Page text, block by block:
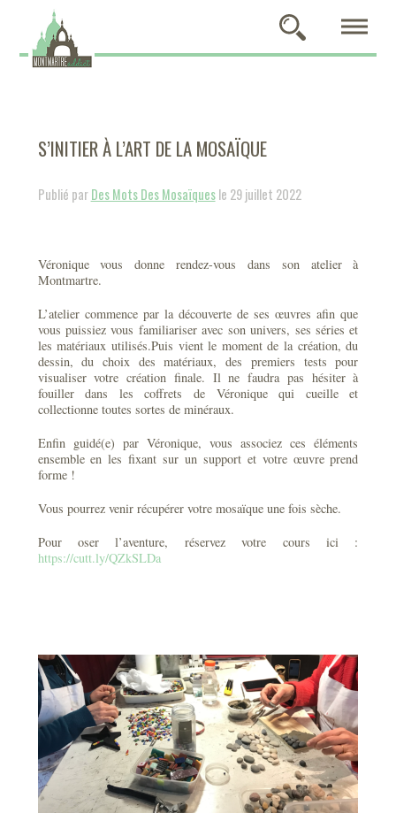
S’INITIER À L’ART DE LA MOSAÏQUE
Publié parDes Mots Des Mosaïquesle 29 juillet 2022
Véronique vous donne rendez-vous dans son atelier à
Montmartre.
L’atelier commence par la découverte de ses œuvres afin que
vous puissiez vous familiariser avec son univers, ses séries et
les matériaux utilisés.Puis vient le moment de la création, du
dessin, du choix des matériaux, des premiers tests pour
visualiser votre création finale. Il ne faudra pas hésiter à
fouiller dans les coffrets de Véronique qui cueille et
collectionne toutes sortes de minéraux.
Enfin guidé(e) par Véronique, vous associez ces éléments
ensemble en les fixant sur un support et votre œuvre prend
forme !
Vous pourrez venir récupérer votre mosaïque une fois sèche.
Pour oser l’aventure, réservez votre cours ici :
https://cutt.ly/QZkSLDa